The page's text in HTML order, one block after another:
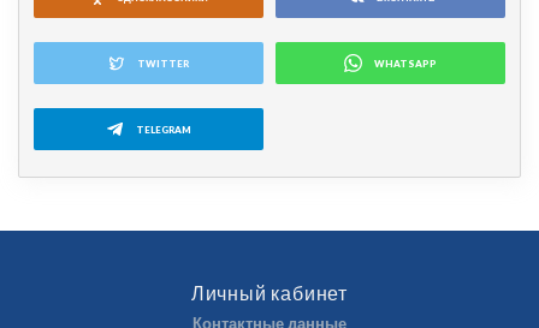
TWITTER WHATSAPP
TELEGRAM
Личный кабинет
Контактные данные